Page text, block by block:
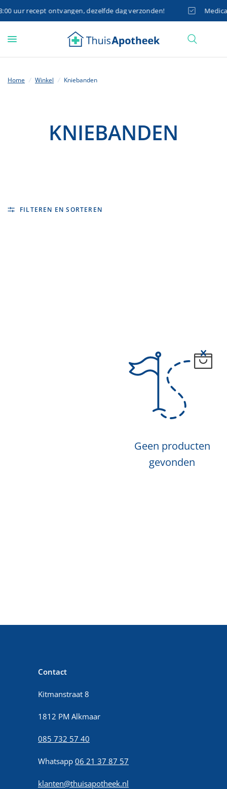
uur recept ontvangen, dezelfde dag verzonden!
Home / Winkel / Kniebanden
KNIEBANDEN
FILTEREN EN SORTEREN
Geen producten
gevonden
Contact
Kitmanstraat 8
1812 PM Alkmaar
085 732 57 40
Whatsapp06 21 37 87 57
klanten@thuisapotheek.nl